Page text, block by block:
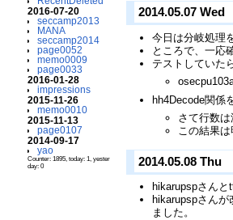
2016-07-20
seccamp2013
MANA
seccamp2014
page0052
memo0009
page0033
2016-01-28
impressions
2015-11-26
memo0010
2015-11-13
page0107
2014-09-17
yao
Counter: 1895, today: 1, yester
day: 0
2014.05.07 Wed
今日は分岐処理
ところで、一応
テストしていた
hh4Decode関係
さて行数は
この結果は
2014.05.08 Thu
hikarupspさん
hikarupspさん
ました。